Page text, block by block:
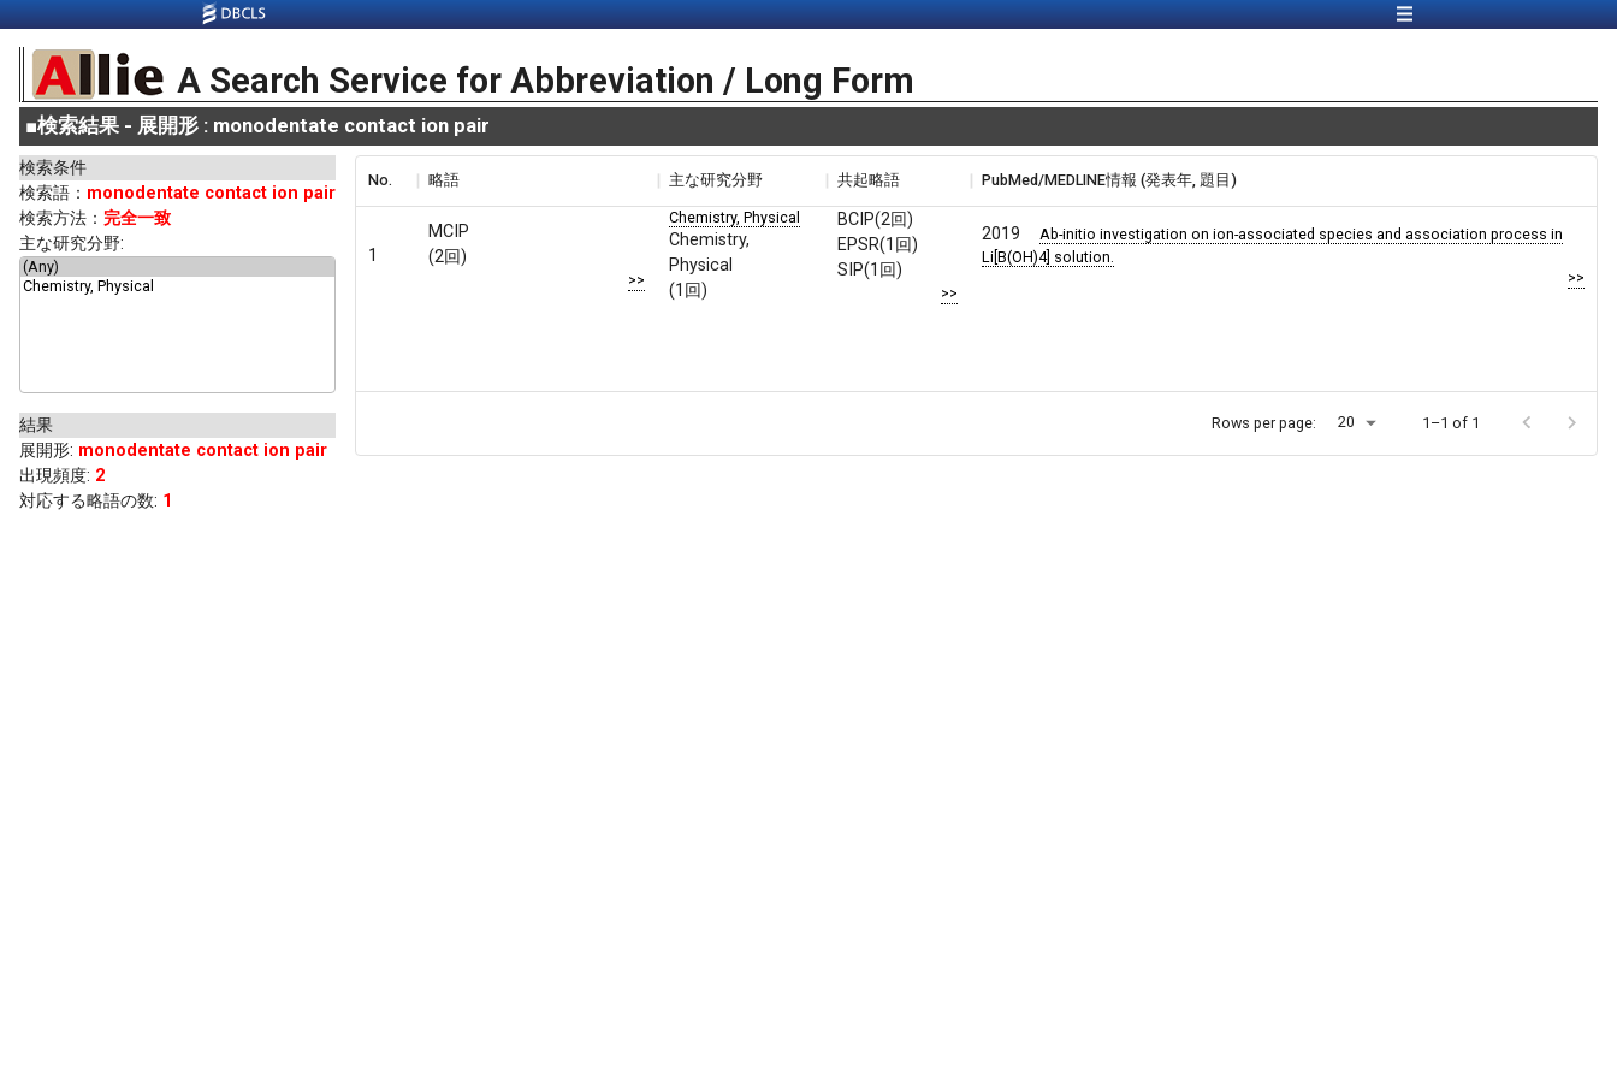
A Search Service for Abbreviation / Long Form
■検索結果 - 展開形 : monodentate contact ion pair
検索条件
検索語： monodentate contact ion pair
検索方法： 完全一致
主な研究分野:
結果
展開形: monodentate contact ion pair
出現頻度: 2
対応する略語の数: 1
No. 略語 主な研究分野 共起略語 PubMed/MEDLINE情報 (発表年, 題目)
1
MCIP
(2回)
>>
Chemistry, Physical
Chemistry,
Physical
(1回)
BCIP(2回)
EPSR(1回)
SIP(1回)
>>
2019
Ab-initio investigation on ion-associated species and association process in
Li[B(OH)4] solution.
>>
Rows per page: 20 1–1 of 1